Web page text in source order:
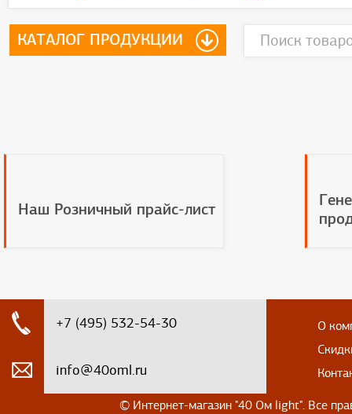
КАТАЛОГ ПРОДУКЦИИ
Наш Розничный прайс-лист
+7 (495) 532-54-30
info@40oml.ru
О
© Интернет-магазин "40 Ом light". Все